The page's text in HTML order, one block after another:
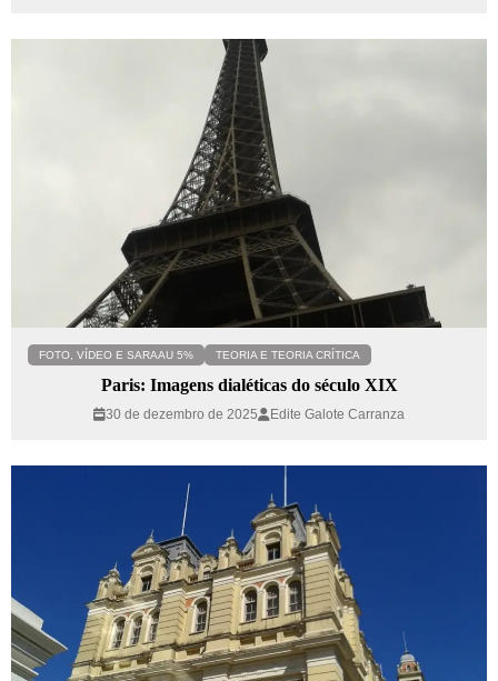
FOTO, VÍDEO E SARAAU 5% TEORIA E TEORIA CRÍTICA
Paris: Imagens dialéticas do século XIX
30 de dezembro de 2025 Edite Galote Carranza